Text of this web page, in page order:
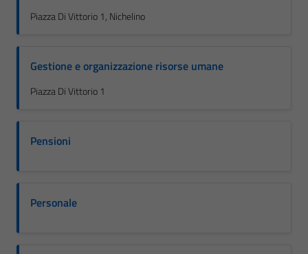
Piazza Di Vittorio 1, Nichelino
Gestione e organizzazione risorse umane
Piazza Di Vittorio 1
Pensioni
Personale